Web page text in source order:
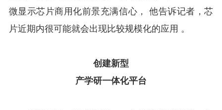
微显示芯片商用化前景充满信心， 他告诉记者，芯
片近期内很可能就会出现比较规模化的应用 。
创建新型
产学研一体化平台